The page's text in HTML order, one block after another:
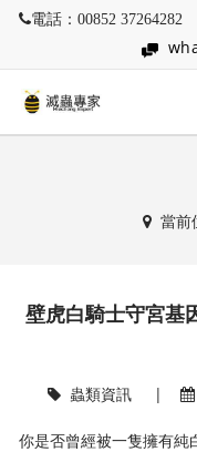
電話：00852 37264282
當前
壁虎白騎士守宮基
蟲類資訊|
你是否曾經被一隻擁有純